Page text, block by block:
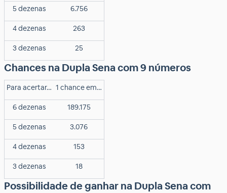
5 dezenas 6.756
4 dezenas 263
3 dezenas 25
Chances na Dupla Sena com 9 números
Para acertar… 1 chance em…
6 dezenas 189.175
5 dezenas 3.076
4 dezenas 153
3 dezenas 18
Possibilidade de ganhar na Dupla Sena com